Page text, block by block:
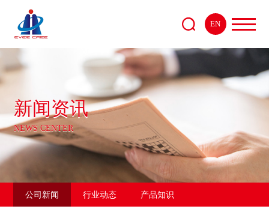
EN
新闻资讯
NEWS CENTER
公司新闻 行业动态 产品知识